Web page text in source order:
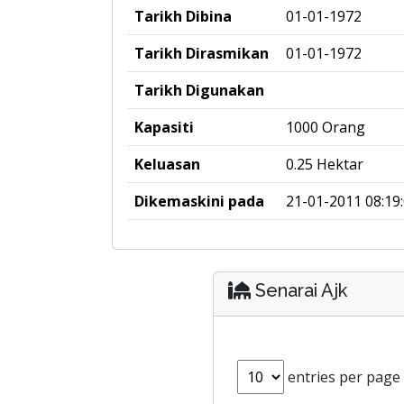
Tarikh Dibina
01-01-1972
Tarikh Dirasmikan
01-01-1972
Tarikh Digunakan
Kapasiti
1000 Orang
Keluasan
0.25 Hektar
Dikemaskini pada
21-01-2011
Senarai Ajk
entries per page